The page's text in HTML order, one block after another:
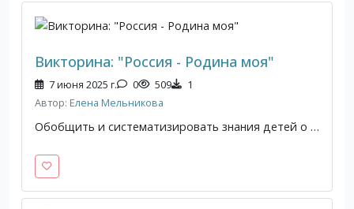
Викторина: "Россия - Родина моя"
7 июня 2025 г. 0 509 1
Автор: Елена Мельникова
Обобщить и систематизировать знания детей о России.